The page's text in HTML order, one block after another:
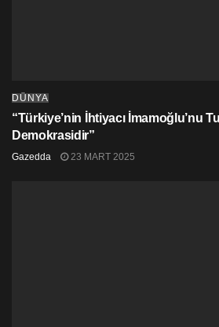
DÜNYA
“Türkiye’nin İhtiyacı İmamoğlu’nu
Demokrasidir”
Gazedda 23 MART 2025